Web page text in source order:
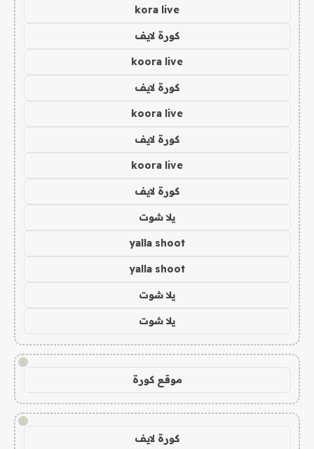
kora live
كورة لايف
koora live
كورة لايف
koora live
كورة لايف
koora live
كورة لايف
يلا شوت
yalla shoot
yalla shoot
يلا شوت
يلا شوت
!
موقع كورة
!
كورة لايف